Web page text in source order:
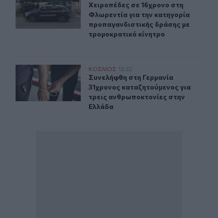
Xειροπέδες σε 16χρονο στη
Xειροπέδες σε 16χρονο στη
Φλωρεντία για την κατηγορία
προπαγανδιστικής δράσης με
τρομοκρατικό κίνητρο
Συνελήφθη στη Γερμανία 31χρονος καταζητούμενος
ΚΟΣΜΟΣ 12:32
Συνελήφθη στη Γερμανία 31χρονος
Συνελήφθη στη Γερμανία
31χρονος καταζητούμενος για
τρεις ανθρωποκτονίες στην
Ελλάδα